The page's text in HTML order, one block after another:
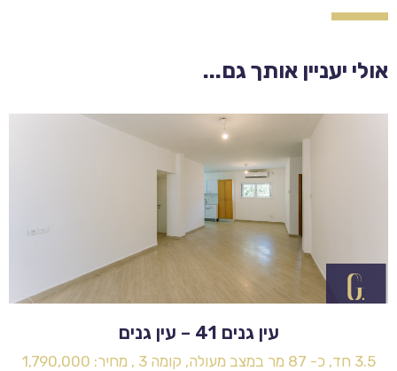
אולי יעניין אותך גם...
עין גנים 41 – עין גנים
3.5 חד, כ- 87 מר במצב מעולה, קומה 3 , מחיר: 1,790,000